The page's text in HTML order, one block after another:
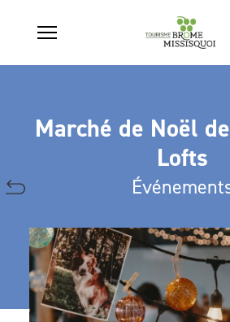
Marché de Noël
Lofts